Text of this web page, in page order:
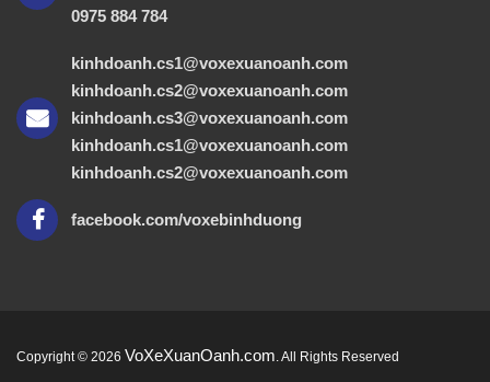
0975 884 784
kinhdoanh.cs1@voxexuanoanh.com
kinhdoanh.cs2@voxexuanoanh.com
kinhdoanh.cs3@voxexuanoanh.com
kinhdoanh.cs1@voxexuanoanh.com
kinhdoanh.cs2@voxexuanoanh.com
facebook.com/voxebinhduong
Copyright © 2026 VoXeXuanOanh.com. All Rights Reserved